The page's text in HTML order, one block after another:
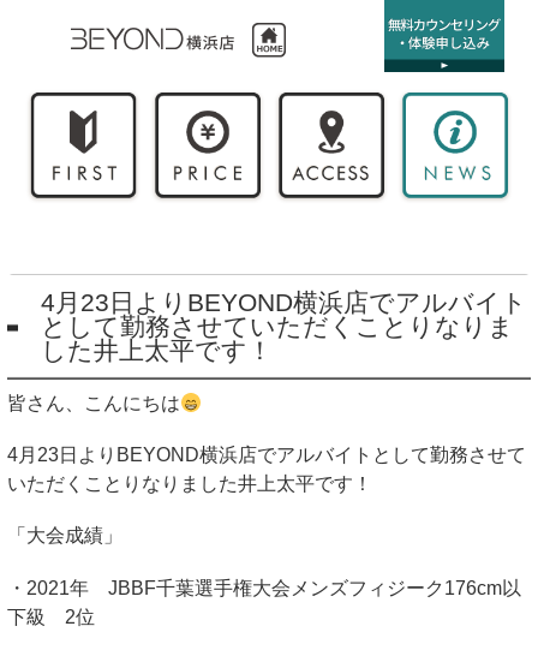
4月23日よりBEYOND横浜店でアルバイト
として勤務させていただくことりなりま
した井上太平です！
皆さん、こんにちは
4月 23日より BEYOND横浜店でアルバイトとして勤務させて
いただくことりなりました井上太平です！
「大会成績」
・ 2021年 JBBF千葉選手権大会メンズフィジーク 176cm以
下級 2位